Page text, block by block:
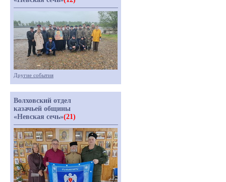
Другие события
Волховский отдел
казачьей общины
«Невская сечь»(21)